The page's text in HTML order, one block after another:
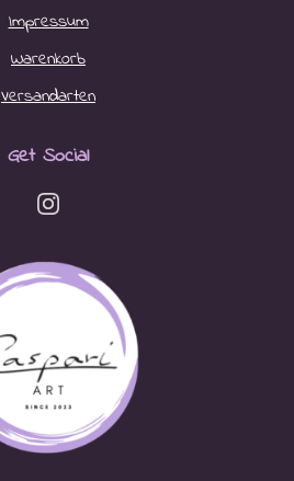
Impressum
Warenkorb
Versandarten
Get Social